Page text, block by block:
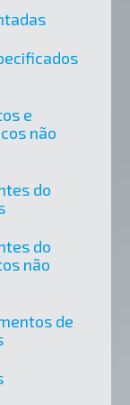
e
não
do
do
não
de